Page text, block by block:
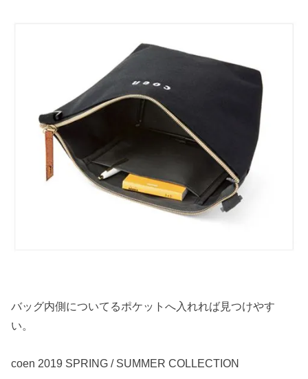
バッグ内側についてるポケットへ入れれば見つけやす
い。
coen 2019 SPRING / SUMMER COLLECTION